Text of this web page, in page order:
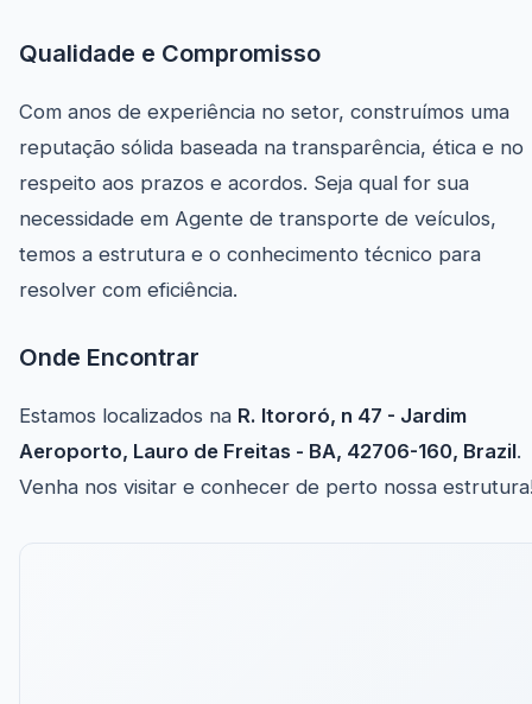
Qualidade e Compromisso
Com anos de experiência no setor, construímos uma
reputação sólida baseada na transparência, ética e no
respeito aos prazos e acordos. Seja qual for sua
necessidade em Agente de transporte de veículos,
temos a estrutura e o conhecimento técnico para
resolver com eficiência.
Onde Encontrar
Estamos localizados na R. Itororó, n 47 - Jardim
Aeroporto, Lauro de Freitas - BA, 42706-160, Brazil.
Venha nos visitar e conhecer de perto nossa